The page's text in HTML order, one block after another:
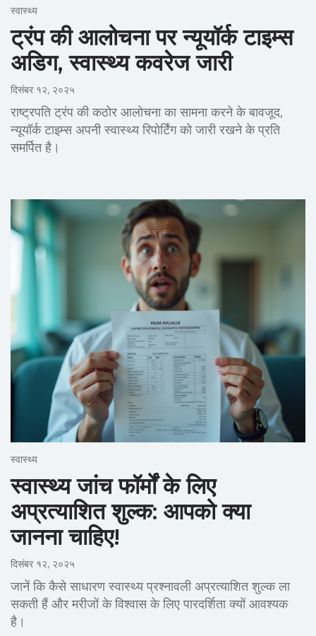
स्वास्थ्य
ट्रंप की आलोचना पर न्यूयॉर्क टाइम्स
अडिग, स्वास्थ्य कवरेज जारी
दिसंबर १२, २०२५
राष्ट्रपति ट्रंप की कठोर आलोचना का सामना करने के बावजूद,
न्यूयॉर्क टाइम्स अपनी स्वास्थ्य रिपोर्टिंग को जारी रखने के प्रति
समर्पित है।
स्वास्थ्य
स्वास्थ्य जांच फॉर्मों के लिए
अप्रत्याशित शुल्क: आपको क्या
जानना चाहिए!
दिसंबर १२, २०२५
जानें कि कैसे साधारण स्वास्थ्य प्रश्नावली अप्रत्याशित शुल्क ला
सकती हैं और मरीजों के विश्वास के लिए पारदर्शिता क्यों आवश्यक
है।